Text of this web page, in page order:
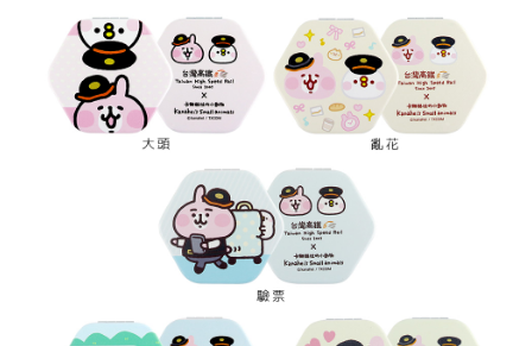
２．訂單成立數日內，您將收到繳費通知簡訊。
３．收到繳費通知簡訊後14天內，點擊此簡訊中的連結，可透過四大超商／
ATM／網路銀行／等多元方式進行付款，方視為交易完成。
※ 請注意：結帳手續完成當下不需立刻繳費，但若您需要取消訂單，請聯絡
購買商品的店家。未經商家同意取消之訂單仍視為有效，需透過AFTEE先享
後付繳納相關費用。
※ 交易是否成功請以「AFTEE先享後付 」之結帳頁面顯示為準，若有關於
是否繳費成功／繳費後需取消欲退款等相關疑問，請聯繫「AFTEE先享後付
https://netprotections.freshdesk.com/support/home
１．透過由恩沛科技股份有限公司提供之「AFTEE先享後付」服務完成之交
易，需依本服務之必要範圍內提供個人資料，並將交易相關給付款項請求債
２．關於個人資料處理事宜，請瀏覽以下網址：
每筆NT$60，滿NT$499(含以上)免運費
7-11付款取貨
每筆NT$60，滿NT$499(含以上)免運費
每筆NT$60，滿NT$499(含以上)免運費
每筆NT$120，滿NT$499(含以上)免運費